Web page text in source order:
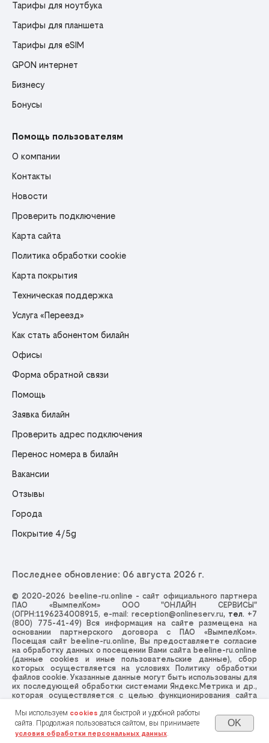
Тарифы для ноутбука
Тарифы для планшета
Тарифы для eSIM
GPON интернет
Бизнесу
Бонусы
Помощь пользователям
О компании
Контакты
Новости
Проверить подключение
Карта сайта
Политика обработки cookie
Карта покрытия
Техническая поддержка
Услуга «Переезд»
Как стать абонентом билайн
Офисы
Форма обратной связи
Помощь
Заявка билайн
Проверить адрес подключения
Перенос номера в билайн
Вакансии
Отзывы
Города
Покрытие 4/5g
Последнее обновление: 06 августа 2026 г.
© 2020-2026 beeline-ru.online - сайт официального партнера
ПАО «ВымпелКом» ООО "ОНЛАЙН СЕРВИСЫ"
(ОГРН:1196234008915, e-mail: reception@onlineserv.ru, тел. +7
(800) 775-41-49) Вся информация на сайте размещена на
основании партнерского договора с ПАО «ВымпелКом».
Посещая сайт beeline-ru.online, Вы предоставляете согласие
на обработку данных о посещении Вами сайта beeline-ru.online
(данные cookies и иные пользовательские данные), сбор
которых осуществляется на условиях
Политику обработки
файлов cookie. Указанные данные могут быть использованы для
их последующей обработки системами Яндекс.Метрика и др.,
которая осуществляется с целью функционирования сайта
обработки персональных данных,Пользовательское
соглашениеи даёте Согласие на обработку Ваших
персональных данных.
Мы используем cookies для быстрой и удобной работы
сайта. Продолжая пользоваться сайтом, вы принимаете
условия обработки персональных данных.
OK